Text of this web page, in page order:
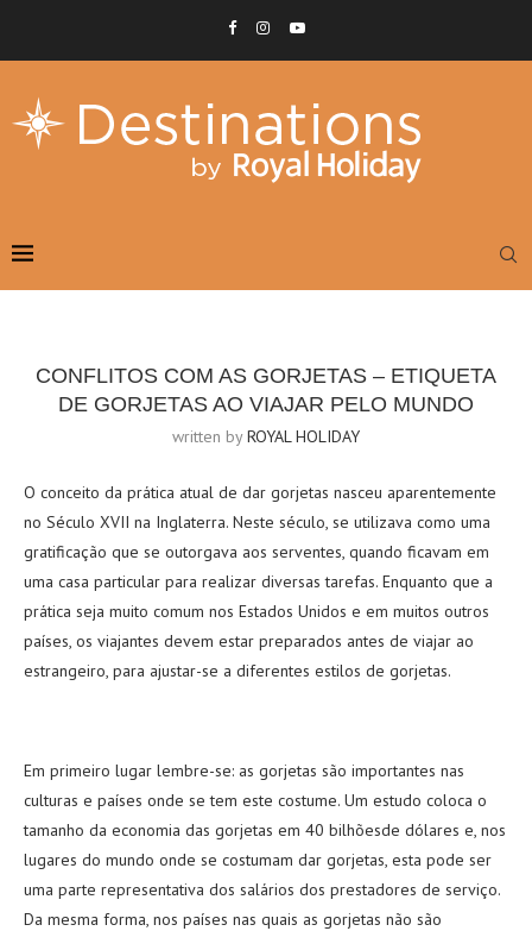
CONFLITOS COM AS GORJETAS – ETIQUETA
DE GORJETAS AO VIAJAR PELO MUNDO
written byROYAL HOLIDAY
O conceito da prática atual de dar gorjetas nasceu aparentemente
no Século XVII na Inglaterra. Neste século, se utilizava como uma
gratificação que se outorgava aos serventes, quando ficavam em
uma casa particular para realizar diversas tarefas. Enquanto que a
prática seja muito comum nos Estados Unidos e em muitos outros
países, os viajantes devem estar preparados antes de viajar ao
estrangeiro, para ajustar-se a diferentes estilos de gorjetas.
Em primeiro lugar lembre-se: as gorjetas são importantes nas
culturas e países onde se tem este costume. Um estudo coloca o
tamanho da economia das gorjetas em 40 bilhõesde dólares e, nos
lugares do mundo onde se costumam dar gorjetas, esta pode ser
uma parte representativa dos salários dos prestadores de serviço.
Da mesma forma, nos países nas quais as gorjetas não são